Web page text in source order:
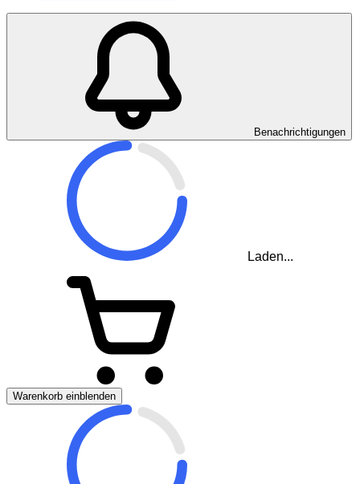
Benachrichtigungen
Laden...
Warenkorb einblenden